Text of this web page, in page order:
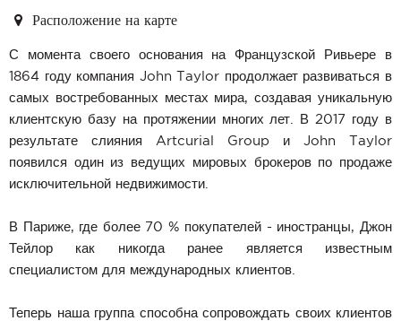
Расположение на карте
С момента своего основания на Французской Ривьере в
1864 году компания John Taylor продолжает развиваться в
самых востребованных местах мира, создавая уникальную
клиентскую базу на протяжении многих лет. В 2017 году в
результате слияния Artcurial Group и John Taylor
появился один из ведущих мировых брокеров по продаже
исключительной недвижимости.
В Париже, где более 70 % покупателей - иностранцы, Джон
Тейлор как никогда ранее является известным
специалистом для международных клиентов.
Теперь наша группа способна сопровождать своих клиентов